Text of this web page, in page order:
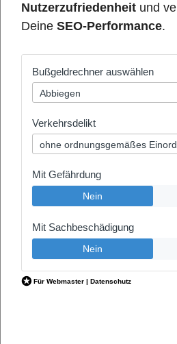
Nutzerzufriedenheit und
Deine SEO-Performance.